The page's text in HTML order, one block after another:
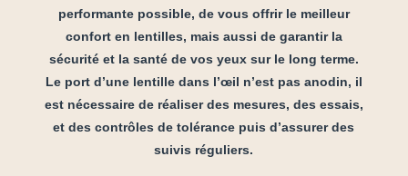
performante possible, de vous offrir le meilleur
confort en lentilles, mais aussi de garantir la
sécurité et la santé de vos yeux sur le long terme.
Le port d’une lentille dans l’œil n’est pas anodin, il
est nécessaire de réaliser des mesures, des essais,
et des contrôles de tolérance puis d’assurer des
suivis réguliers.